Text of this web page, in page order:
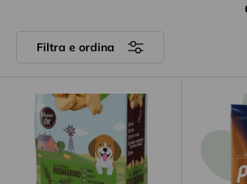
Filtra e ordina